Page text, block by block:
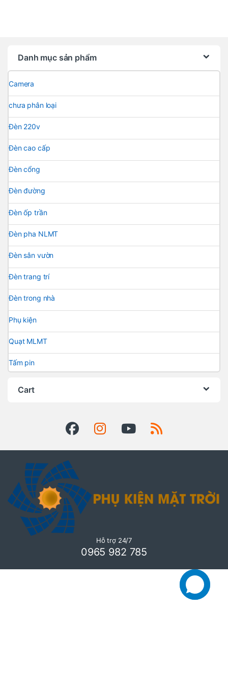
Danh mục sản phẩm
Camera
chưa phân loại
Đèn 220v
Đèn cao cấp
Đèn cổng
Đèn đường
Đèn ốp trần
Đèn pha NLMT
Đèn sân vườn
Đèn trang trí
Đèn trong nhà
Phụ kiện
Quạt MLMT
Tấm pin
Cart
Hỗ trợ 24/7
0965 982 785